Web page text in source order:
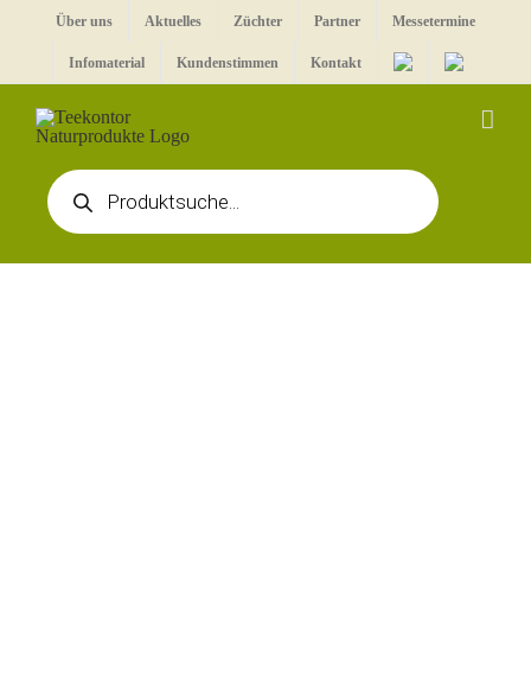
Über uns Aktuelles Züchter Partner Messetermine
Infomaterial Kundenstimmen Kontakt
Products
search